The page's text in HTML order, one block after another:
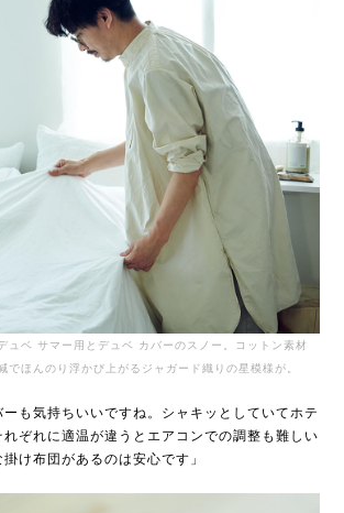
ュベ サマー用とデュベ カバーのスノー。コットン素材
でほんのり浮かび上がるジャガード織りの星模様が。
ーも気持ちいいですね。シャキッとしていてホテ
ぞれに適温が違うとエアコンでの調整も難しい
け布団があるのは安心です」